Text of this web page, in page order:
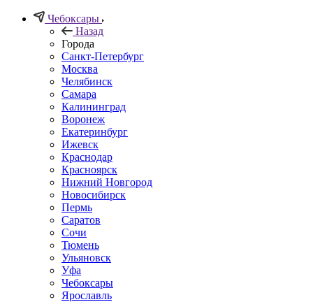
Чебоксары
Назад
Города
Санкт-Петербург
Москва
Челябинск
Самара
Калининград
Воронеж
Екатеринбург
Ижевск
Краснодар
Красноярск
Нижний Новгород
Новосибирск
Пермь
Саратов
Сочи
Тюмень
Ульяновск
Уфа
Чебоксары
Ярославль